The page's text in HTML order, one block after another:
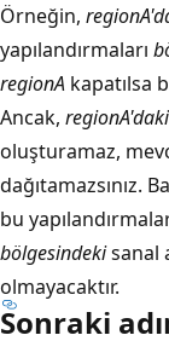
Örneğin,
yapılandırmaları
regionA kapatılsa
Ancak, regionA'daki
oluşturamaz,
dağıtamazsınız.
bu
bölgesindekisanal
olmayacaktır.
Sonraki